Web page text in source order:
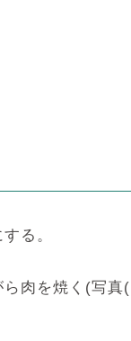
る。
肉を焼く(写真